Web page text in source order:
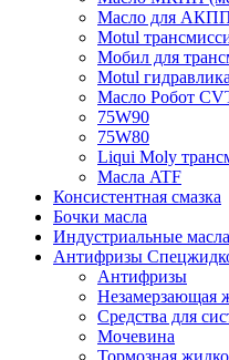
Масло для
Motul
Мобил для
Motul гидравлика
Масло Робот
75W90
75W80
Liqui Moly
Масла ATF
Консистентная смазка
Бочки масла
Индустриальные масла
Антифризы
Антифризы
Незамерзающая
Средства для
Мочевина
Тормозная